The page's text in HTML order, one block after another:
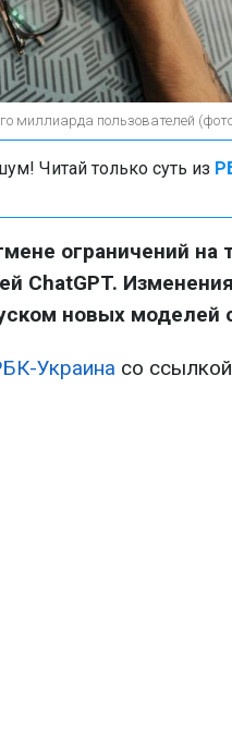
миллиарда пользователей
Читай только суть из
ограничений на
ChatGPT. Изменения
новых моделей
Украина со